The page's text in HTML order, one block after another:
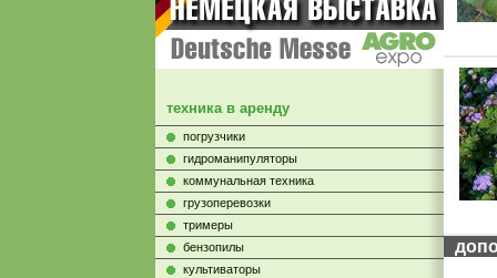
техника в аренду
погрузчики
гидроманипуляторы
коммунальная техника
грузоперевозки
тримеры
бензопилы
культиваторы